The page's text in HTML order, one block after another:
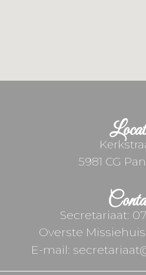
5981 CG
Secretariaat:
Overste
E-mail: